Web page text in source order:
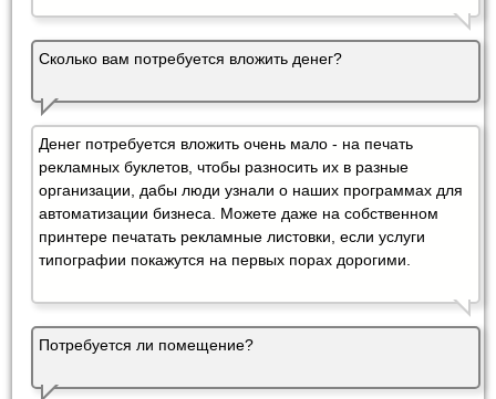
Сколько вам потребуется вложить денег?
Денег потребуется вложить очень мало - на печать
рекламных буклетов, чтобы разносить их в разные
организации, дабы люди узнали о наших программах для
автоматизации бизнеса. Можете даже на собственном
принтере печатать рекламные листовки, если услуги
типографии покажутся на первых порах дорогими.
Потребуется ли помещение?